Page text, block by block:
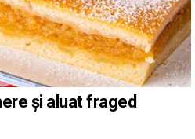
și aluat fraged